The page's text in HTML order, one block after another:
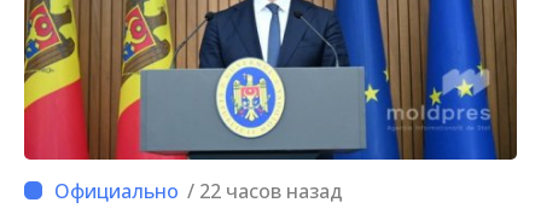
/ 22 часов назад